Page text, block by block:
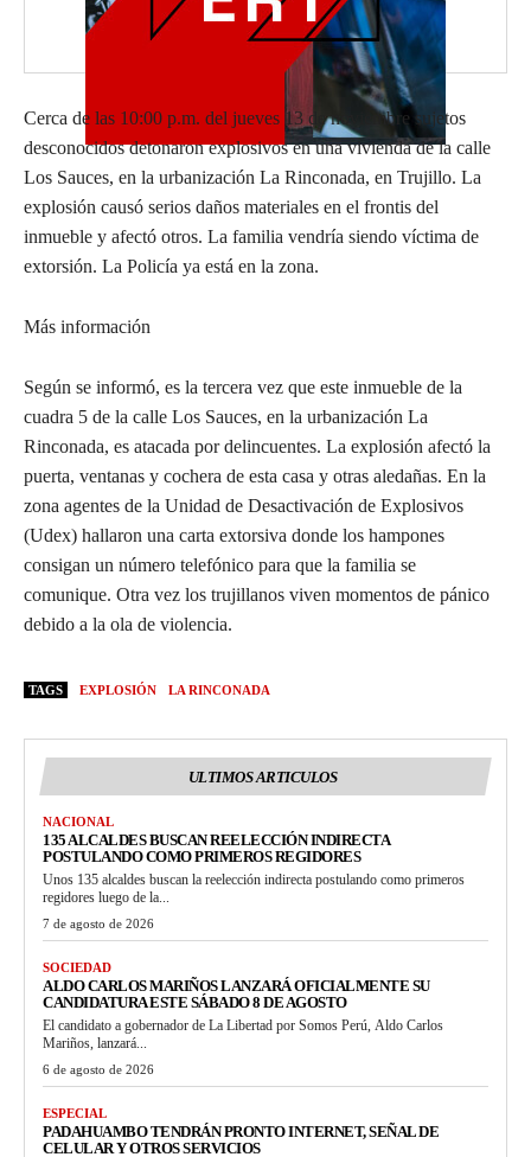
Cerca de las 10:00 p.m. del jueves 13 de noviembre sujetos
desconocidos detonaron explosivos en una vivienda de la calle
Los Sauces, en la urbanización La Rinconada, en Trujillo. La
explosión causó serios daños materiales en el frontis del
inmueble y afectó otros. La familia vendría siendo víctima de
extorsión. La Policía ya está en la zona.
Más información
Según se informó, es la tercera vez que este inmueble de la
cuadra 5 de la calle Los Sauces, en la urbanización La
Rinconada, es atacada por delincuentes. La explosión afectó la
puerta, ventanas y cochera de esta casa y otras aledañas. En la
zona agentes de la Unidad de Desactivación de Explosivos
(Udex) hallaron una carta extorsiva donde los hampones
consigan un número telefónico para que la familia se
comunique. Otra vez los trujillanos viven momentos de pánico
debido a la ola de violencia.
TAGS EXPLOSIÓN LA RINCONADA
ULTIMOS ARTICULOS
NACIONAL
135 ALCALDES BUSCAN REELECCIÓN INDIRECTA
POSTULANDO COMO PRIMEROS REGIDORES
Unos 135 alcaldes buscan la reelección indirecta postulando como primeros
regidores luego de la...
7 de agosto de 2026
SOCIEDAD
ALDO CARLOS MARIÑOS LANZARÁ OFICIALMENTE SU
CANDIDATURA ESTE SÁBADO 8 DE AGOSTO
El candidato a gobernador de La Libertad por Somos Perú, Aldo Carlos
Mariños, lanzará...
6 de agosto de 2026
ESPECIAL
PADAHUAMBO TENDRÁN PRONTO INTERNET, SEÑAL DE
CELULAR Y OTROS SERVICIOS